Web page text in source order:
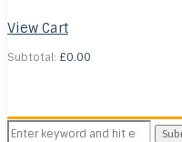
View Cart
Subtotal: £0.00
Search